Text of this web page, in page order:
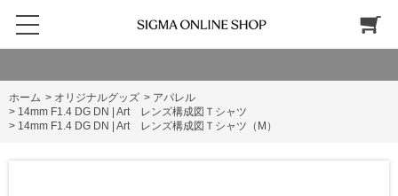
ホーム > オリジナルグッズ > アパレル
> 14mm F1.4 DG DN | Art レンズ構成図Ｔシャツ
> 14mm F1.4 DG DN | Art レンズ構成図Ｔシャツ（M）